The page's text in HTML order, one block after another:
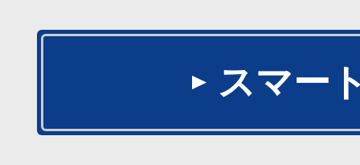
スマー